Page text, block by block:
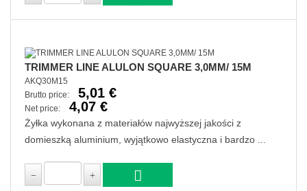
TRIMMER LINE ALULON SQUARE 3,0MM/ 15M
AKQ30M15
Brutto price:
5,01 €
Net price: 4,07 €
Żyłka wykonana z materiałów najwyższej jakości z
domieszką aluminium, wyjątkowo elastyczna i bardzo ...